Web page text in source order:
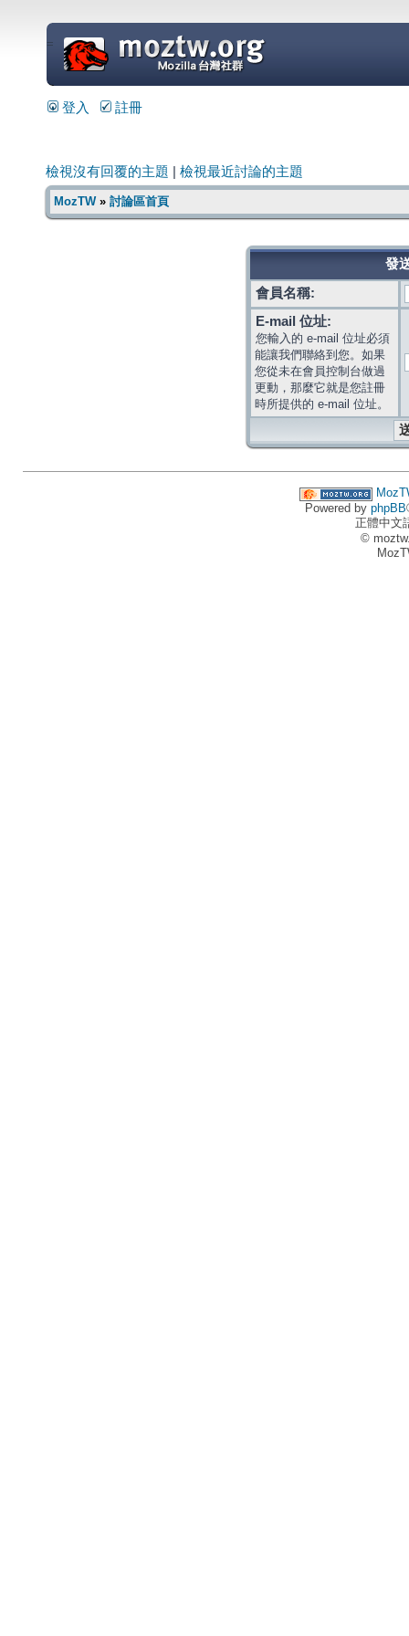
=
登入 註冊
檢視沒有回覆的主題 檢視最近討論的主題
MozTW» 討論區首頁
發
會員名稱:
E-mail 位址:
您輸入的 e-mail 位址必須
能讓我們聯絡到您。如果
您從未在會員控制台做過
更動，那麼它就是您註冊
時所提供的 e-mail 位址。
Powered by phpBB
正體中文
©